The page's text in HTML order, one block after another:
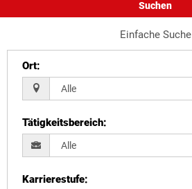
Suchen
Einfache Suche
Ort:
Tätigkeitsbereich:
Karrierestufe: